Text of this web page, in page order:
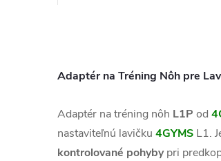
Adaptér na Tréning Nôh pre
Adaptér na tréning nôh L1P od
nastaviteľnú lavičku 4GYMS L1.
kontrolované pohybypri